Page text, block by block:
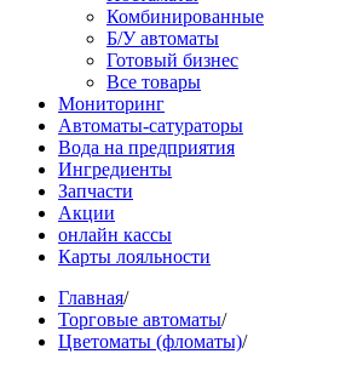
Комбинированные
Б/У автоматы
Готовый бизнес
Все товары
Мониторинг
Автоматы-сатураторы
Вода на предприятия
Ингредиенты
Запчасти
Акции
онлайн кассы
Карты лояльности
Главная/
Торговые автоматы/
Цветоматы (фломаты)/